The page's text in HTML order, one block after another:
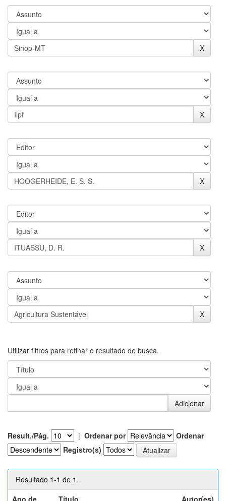
Utilizar filtros para refinar o resultado de busca.
Result./Pág. | Ordenar por
Ordenar
Registro(s)
Resultado 1-1 de 1.
Ano de
Título Autor(es)